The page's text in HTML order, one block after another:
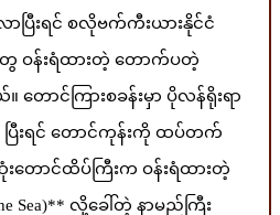
ပြီးရင် စလိုဗက်ကီးယားနိုင်ငံ
ေ ဝန်းရံထားတဲ့ တောက်ပတဲ့
ောင်ကြားစခန်းမှာ ပိုလန်ရိုးရာ
ပြီးရင် တောင်ကုန်းကို ထပ်တက်
ောင်ထိပ်ကြီးက ဝန်းရံထားတဲ့
Sea)** လို့ခေါ်တဲ့ နာမည်ကြီး